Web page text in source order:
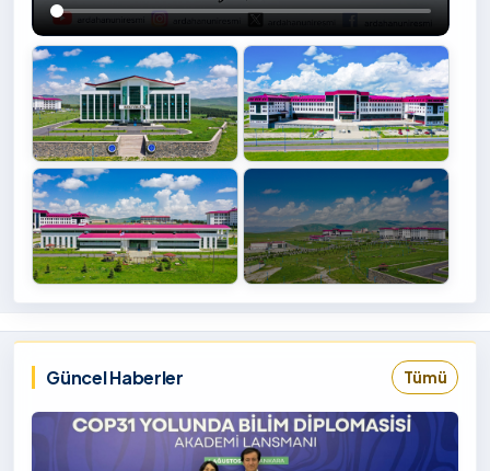
İçin
Tıklayınız
Güncel Haberler Tümü